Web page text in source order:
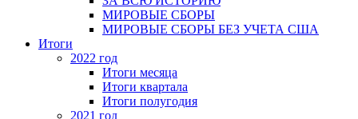
МИРОВЫЕ СБОРЫ
МИРОВЫЕ СБОРЫ БЕЗ УЧЕТА США
Итоги
2022 год
Итоги месяца
Итоги квартала
Итоги полугодия
2021 год